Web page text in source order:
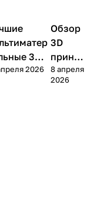
3D принтеры
3D
на
2026
3D
Обзор
3D
принте
ра
FlashF
8 апреля
2026